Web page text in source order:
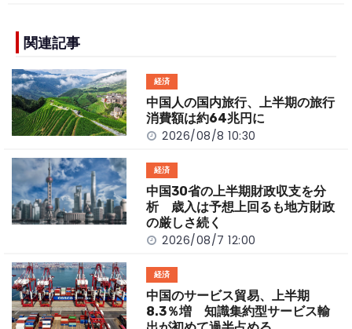
e
b
o
o
k
n
k
関連記事
経済
中国人の国内旅行、上半期の旅行
消費額は約64兆円に
2026/08/8 10:30
経済
中国30省の上半期財政収支を分
析 歳入は予想上回るも地方財政
の厳しさ続く
2026/08/7 12:00
経済
中国のサービス貿易、上半期
8.3％増 知識集約型サービス輸